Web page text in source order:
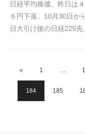
日経平均株価、昨日は
６円下落。10月30日か
日大引け後の日経225先
« 1
184 185